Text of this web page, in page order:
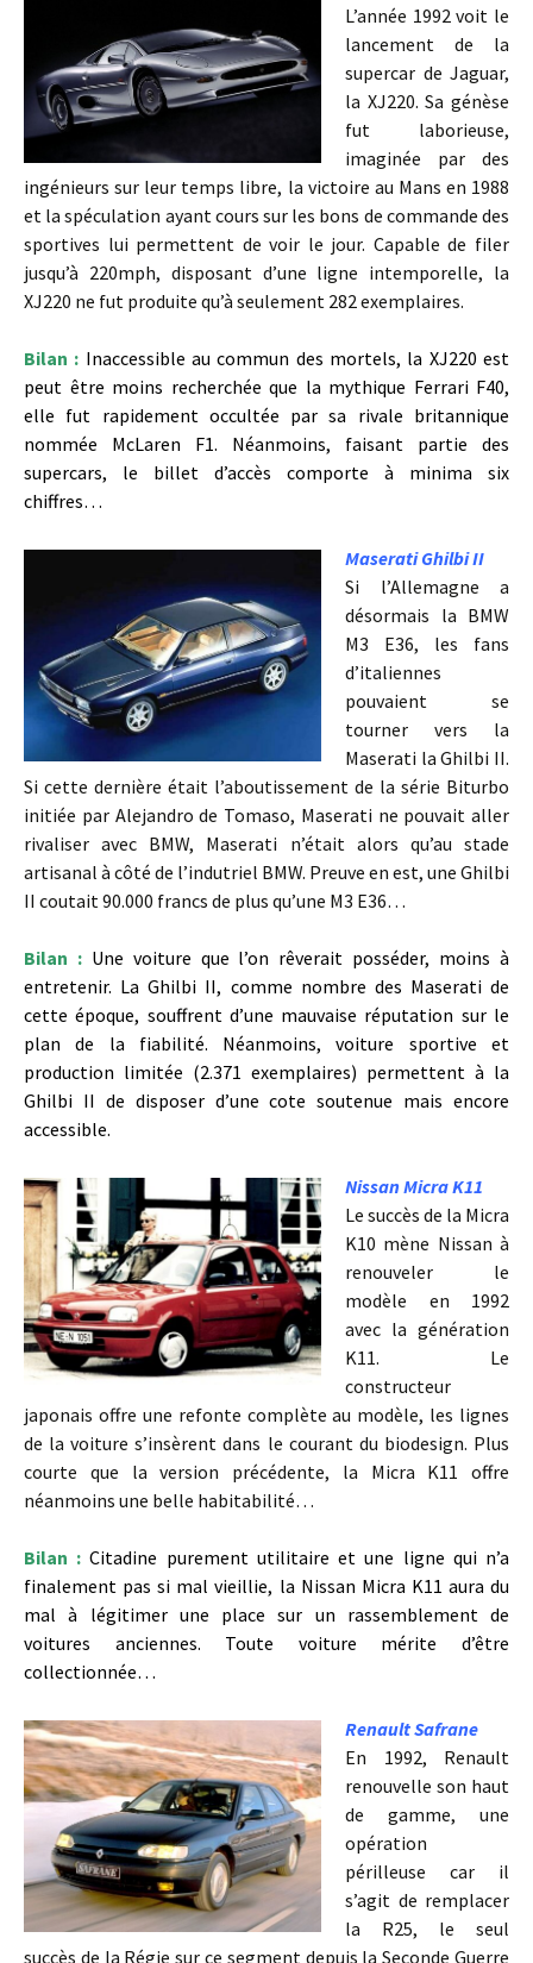
L’année 1992 voit le
lancement de la
supercar de Jaguar,
la XJ220. Sa génèse
fut laborieuse,
imaginée par des
ingénieurs sur leur temps libre, la victoire au Mans en 1988
et la spéculation ayant cours sur les bons de commande des
sportives lui permettent de voir le jour. Capable de filer
jusqu’à 220mph, disposant d’une ligne intemporelle, la
XJ220 ne fut produite qu’à seulement 282 exemplaires.
Bilan : Inaccessible au commun des mortels, la XJ220 est
peut être moins recherchée que la mythique Ferrari F40,
elle fut rapidement occultée par sa rivale britannique
nommée McLaren F1. Néanmoins, faisant partie des
supercars, le billet d’accès comporte à minima six
chiffres…
Maserati Ghilbi II
Si l’Allemagne a
désormais la BMW
M3 E36, les fans
d’italiennes
pouvaient se
tourner vers la
Maserati la Ghilbi II.
Si cette dernière était l’aboutissement de la série Biturbo
initiée par Alejandro de Tomaso, Maserati ne pouvait aller
rivaliser avec BMW, Maserati n’était alors qu’au stade
artisanal à côté de l’indutriel BMW. Preuve en est, une Ghilbi
II coutait 90.000 francs de plus qu’une M3 E36…
Bilan : Une voiture que l’on rêverait posséder, moins à
entretenir. La Ghilbi II, comme nombre des Maserati de
cette époque, souffrent d’une mauvaise réputation sur le
plan de la fiabilité. Néanmoins, voiture sportive et
production limitée (2.371 exemplaires) permettent à la
Ghilbi II de disposer d’une cote soutenue mais encore
accessible.
Nissan Micra K11
Le succès de la Micra
K10 mène Nissan à
renouveler le
modèle en 1992
avec la génération
K11. Le
constructeur
japonais offre une refonte complète au modèle, les lignes
de la voiture s’insèrent dans le courant du biodesign. Plus
courte que la version précédente, la Micra K11 offre
néanmoins une belle habitabilité…
Bilan :Citadine purement utilitaire et une ligne qui n’a
finalement pas si mal vieillie, la Nissan Micra K11 aura du
mal à légitimer une place sur un rassemblement de
voitures anciennes. Toute voiture mérite d’être
collectionnée…
Renault Safrane
En 1992, Renault
renouvelle son haut
de gamme, une
opération
périlleuse car il
s’agit de remplacer
la R25, le seul
succès de la Régie sur ce segment depuis la Seconde Guerre